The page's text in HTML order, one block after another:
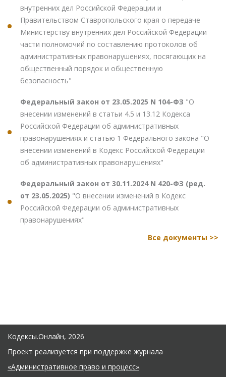
внутренних дел Российской Федерации и
Правительством Ставропольского края о передаче
Министерству внутренних дел Российской Федерации
части полномочий по составлению протоколов об
административных правонарушениях, посягающих на
общественный порядок и общественную
безопасность"
Федеральный закон от 23.05.2025 N 104-ФЗ "О
внесении изменений в статьи 4.5 и 13.12 Кодекса
Российской Федерации об административных
правонарушениях и статью 1 Федерального закона "О
внесении изменений в Кодекс Российской Федерации
об административных правонарушениях"
Федеральный закон от 30.11.2024 N 420-ФЗ (ред.
от 23.05.2025) "О внесении изменений в Кодекс
Российской Федерации об административных
правонарушениях"
Все документы >>
Кодексы.Онлайн, 2026
Проект реализуется при поддержке журнала
«Административное право и процесс».